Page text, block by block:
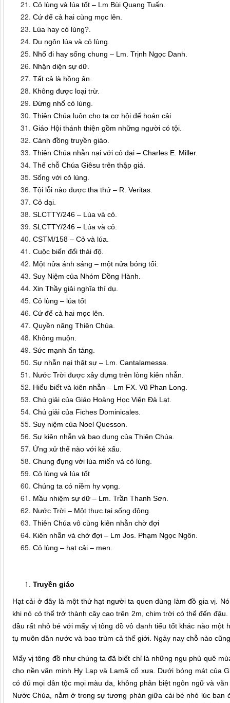
Cỏ lùng và lúa tốt – Lm Bùi Quang Tuấn.
Cứ để cả hai cùng mọc lên.
Lúa hay cỏ lùng?.
Dụ ngôn lúa và cỏ lùng.
Nhổ đi hay sống chung – Lm. Trịnh Ngọc Danh.
Nhận diện sự dữ.
Tất cả là hồng ân.
Không được loại trừ.
Đừng nhổ cỏ lùng.
Thiên Chúa luôn cho ta cơ hội để hoán cải
Giáo Hội thánh thiện gồm những người có tội.
Cánh đồng truyền giáo.
Thiên Chúa nhẫn nại với cỏ dại – Charles E. Miller.
Thế chỗ Chúa Giêsu trên thập giá.
Sống với cỏ lùng.
Tội lỗi nào được tha thứ – R. Veritas.
Cỏ dại.
SLCTTY/246 – Lúa và cỏ.
SLCTTY/246 – Lúa và cỏ.
CSTM/158 – Cỏ và lúa.
Cuộc biến đổi thái độ.
Một nửa ánh sáng – một nửa bóng tối.
Suy Niệm của Nhóm Đồng Hành.
Xin Thầy giải nghĩa thí dụ.
Cỏ lùng – lúa tốt
Cứ để cả hai mọc lên.
Quyền năng Thiên Chúa.
Không muộn.
Sức mạnh ẩn tàng.
Sự nhẫn nại thật sự – Lm. Cantalamessa.
Nước Trời được xây dựng trên lòng kiên nhẫn.
Hiểu biết và kiên nhẫn – Lm FX. Vũ Phan Long.
Chú giải của Giáo Hoàng Học Viện Đà Lạt.
Chú giải của Fiches Dominicales.
Suy niệm của Noel Quesson.
Sự kiên nhẫn và bao dung của Thiên Chúa.
Ứng xử thế nào với kẻ xấu.
Chung đụng với lúa miến và cỏ lùng.
Cỏ lùng và lúa tốt
Chúng ta có niềm hy vọng.
Mầu nhiệm sự dữ – Lm. Trần Thanh Sơn.
Nước Trời – Một thực tại sống động.
Thiên Chúa vô cùng kiên nhẫn chờ đợi
Kiên nhẫn và chờ đợi – Lm Jos. Phạm Ngọc Ngôn.
Cỏ lùng – hạt cải – men.
Truyền giáo
Hạt cải ở đây là một thứ hạt người ta quen dùng làm đồ gia vị.
khi nó có thể trở thành cây cao trên 2m, chim trời có thể đến
đầu rất nhỏ bé với mấy vị tông đồ vô danh tiểu tốt khác nào
tụ muôn dân nước và bao trùm cả thế giới. Ngày nay chỗ nào
Mấy vị tông đồ như chúng ta đã biết chỉ là những ngu phủ quê
cho nền văn minh Hy Lạp và Lamã cổ xưa. Dưới bóng mát của
có đủ mọi dân tộc mọi màu da, không phân biệt ngôn ngữ và
Nước Chúa, nằm ở trong sự tương phản giữa cái bé nhỏ lúc